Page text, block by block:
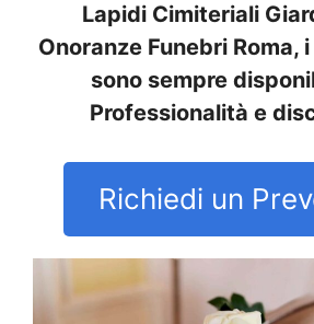
Lapidi Cimiteriali
Onoranze Funebri Roma,
sono sempre
Professionalità e
Richiedi un